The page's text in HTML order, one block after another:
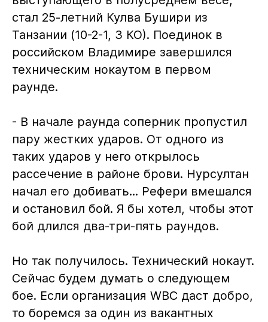
стал 25-летний Кулва Бушири из
Танзании (10-2-1, 3 КО). Поединок в
российском Владимире завершился
техническим нокаутом в первом
раунде.
- В начале раунда соперник пропустил
пару жестких ударов. От одного из
таких ударов у него открылось
рассечение в районе брови. Нурсултан
начал его добивать... Рефери вмешался
и остановил бой. Я бы хотел, чтобы этот
бой длился два-три-пять раундов.
Но так получилось. Технический нокаут.
Сейчас будем думать о следующем
бое. Если организация WBC даст добро,
то боремся за один из вакантных